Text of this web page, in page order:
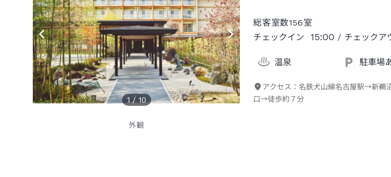
1 / 10
外観
総客室数156室
チェックイン
15:00 / チェックア
温泉 駐車場
アクセス：名鉄犬山線名古屋駅→新鵜
口→徒歩約７分